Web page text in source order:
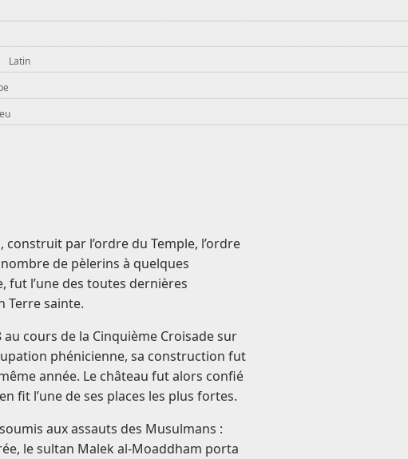
Latin
, construit par l’ordre du Temple, l’ordre
de pèlerins à quelques
fut l’une des toutes dernières
Terre sainte.
cours de la Cinquième Croisade sur
phénicienne, sa construction fut
année. Le château fut alors confié
fit l’une de ses places les plus fortes.
aux assauts des Musulmans :
le sultan Malek al-Moaddham porta